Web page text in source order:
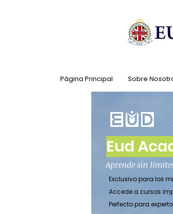
Página Principal Sobre
Eud
Aprende sin
Exclusivo para los
Accede a cursos
Perfecto para